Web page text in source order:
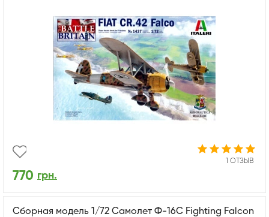
1 ОТЗЫВ
770 грн.
Сборная модель 1/72 Самолет Ф-16C Fighting Falcon